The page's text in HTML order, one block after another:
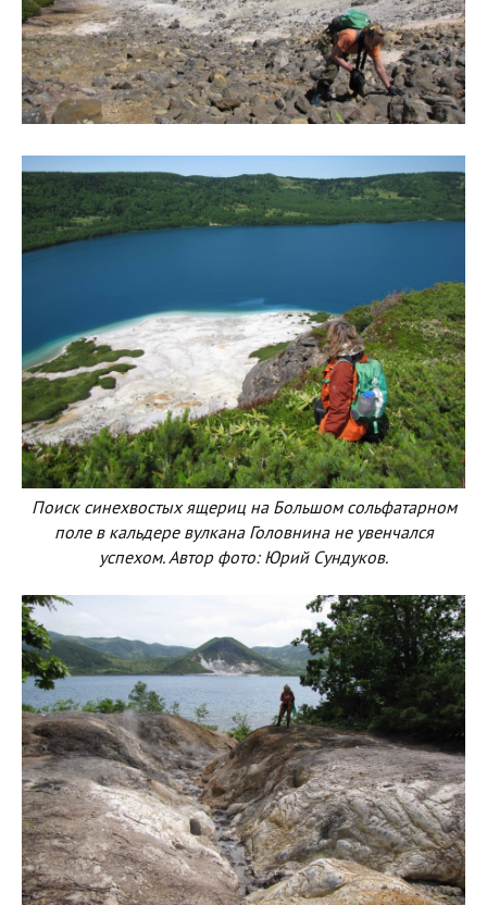
Поиск синехвостых ящериц на Большом сольфатарном
поле в кальдере вулкана Головнина не увенчался
успехом. Автор фото: Юрий Сундуков.